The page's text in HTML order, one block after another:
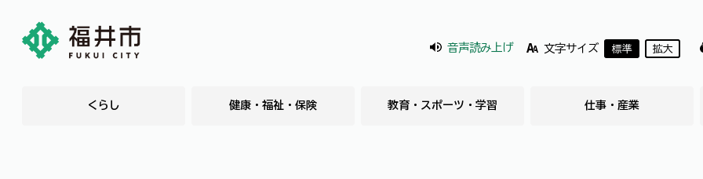
音声読み上げ 文字サイズ 標準 拡大
くらし 健康・福祉・保険 教育・スポーツ・学習 仕事・産業